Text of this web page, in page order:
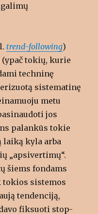
trend-following)
(ypač tokių, kurie
techninę
sistematinę
metu
jos
palankūs tokie
kyla arba
„apsivertimų“.
šiems fondams
tokios sistemos
tendenciją,
fiksuoti stop-